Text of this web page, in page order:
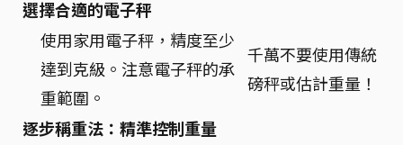
選擇合適的電子秤
使用家用電子秤，精度至少
達到克級。注意電子秤的承
重範圍。
千萬不要使用傳統
磅秤或估計重量！
逐步稱重法：精準控制重量